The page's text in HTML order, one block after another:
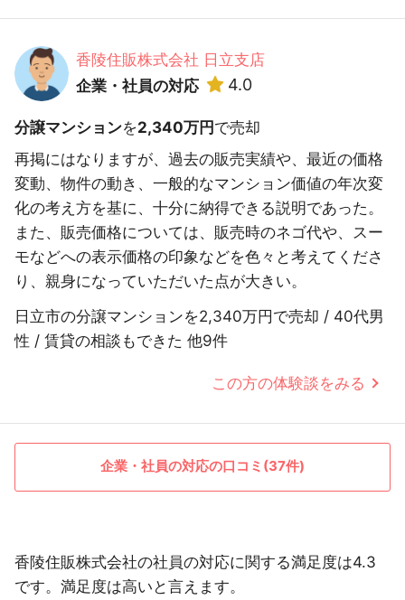
香陵住販株式会社 日立支店
企業・社員の対応
4.0
分譲マンションを2,340万円で売却
再掲にはなりますが、過去の販売実績や、最近の価格
変動、物件の動き、一般的なマンション価値の年次変
化の考え方を基に、十分に納得できる説明であった。
また、販売価格については、販売時のネゴ代や、スー
モなどへの表示価格の印象などを色々と考えてくださ
り、親身になっていただいた点が大きい。
日立市の分譲マンションを2,340万円で売却 / 40代男
性 / 賃貸の相談もできた 他9件
この方の体験談をみる
企業・社員の対応の口コミ(37件)
香陵住販株式会社の社員の対応に関する満足度は4.3
です。満足度は高いと言えます。